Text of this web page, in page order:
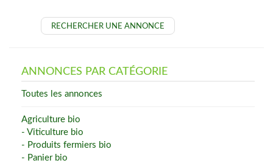
RECHERCHER UNE ANNONCE
ANNONCES PAR CATÉGORIE
Toutes les annonces
Agriculture bio
- Viticulture bio
- Produits fermiers bio
- Panier bio